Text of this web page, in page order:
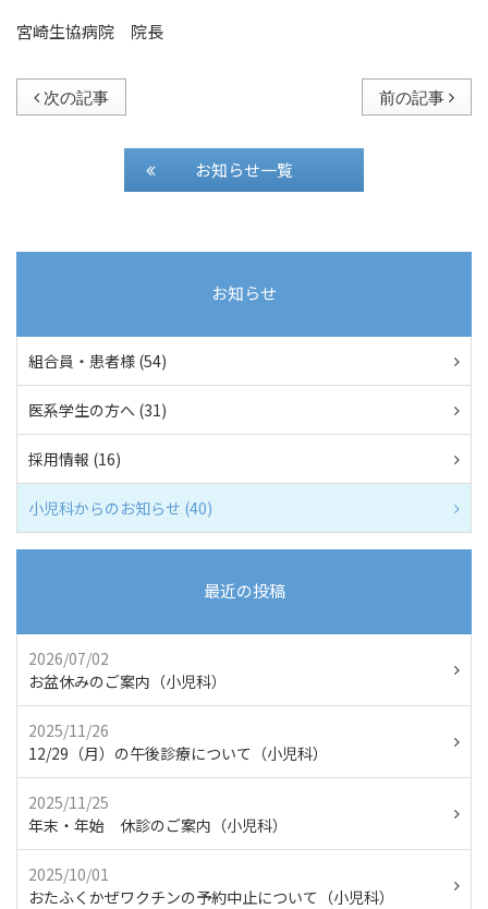
宮崎生協病院 院長
次の記事 前の記事
お知らせ一覧
お知らせ
組合員・患者様 (54)
医系学生の方へ (31)
採用情報 (16)
小児科からのお知らせ (40)
最近の投稿
2026/07/02
お盆休みのご案内（小児科）
2025/11/26
12/29（月）の午後診療について（小児科）
2025/11/25
年末・年始 休診のご案内（小児科）
2025/10/01
おたふくかぜワクチンの予約中止について（小児科）